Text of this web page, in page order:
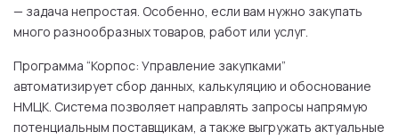
— задача непростая. Особенно, если вам нужно закупать
много разнообразных товаров, работ или услуг.
Программа “Корпос: Управление закупками”
автоматизирует сбор данных, калькуляцию и обоснование
НМЦК. Система позволяет направлять запросы напрямую
потенциальным поставщикам, а также выгружать актуальные